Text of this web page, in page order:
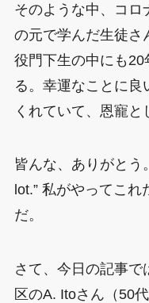
そのような中、コロ
の元で学んだ生徒さ
役門下生の中にも
る。幸運なことに良
くれていて、恩寵と
皆んな、ありがとう
lot.” 私がやってこ
だ。
さて、今日の記事
区のA. Itoさん（50